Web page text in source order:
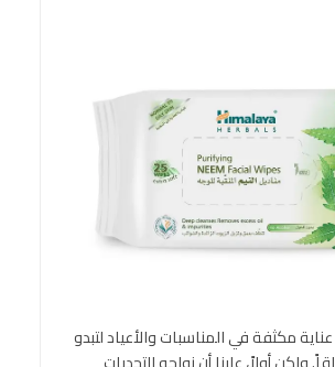
عناية مكثفة في المناسبات والأعياد لتبدو